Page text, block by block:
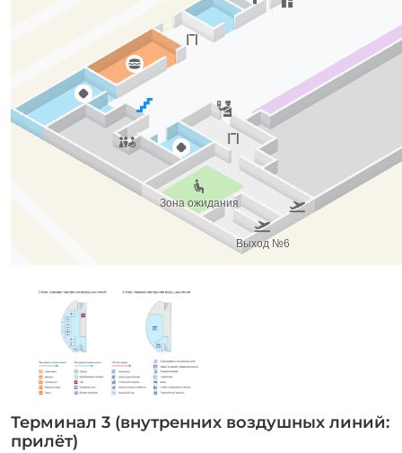
Терминал 3 (внутренних воздушных линий:
прилёт)